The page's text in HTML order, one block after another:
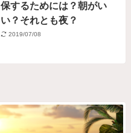
保するためには？朝がい
い？それとも夜？
2019/07/08